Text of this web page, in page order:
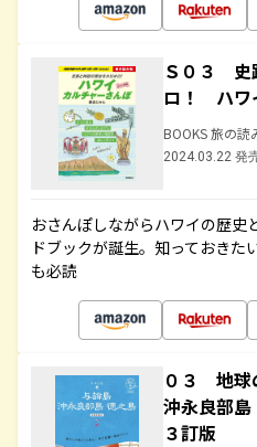
Ｓ０３ 史
ロ！ ハワ
BOOKS 旅の読
2024.03.22 発
おさんぽしながらハワイの歴史
ドブックが誕生。知っておきた
も必読
０３ 地
沖永良部
３訂版